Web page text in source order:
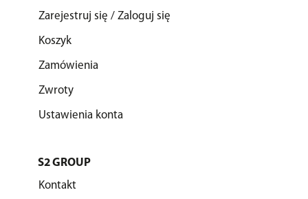
Zarejestruj się / Zaloguj się
Koszyk
Zamówienia
Zwroty
Ustawienia konta
S2 GROUP
Kontakt